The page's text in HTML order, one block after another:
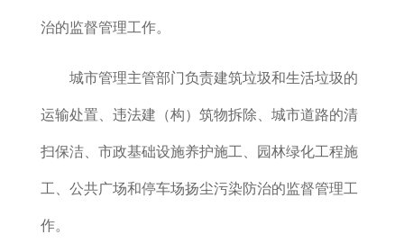
治的监督管理工作。
城市管理主管部门负责建筑垃圾和生活垃圾的
运输处置、违法建（构）筑物拆除、城市道路的清
扫保洁、市政基础设施养护施工、园林绿化工程施
工、公共广场和停车场扬尘污染防治的监督管理工
作。